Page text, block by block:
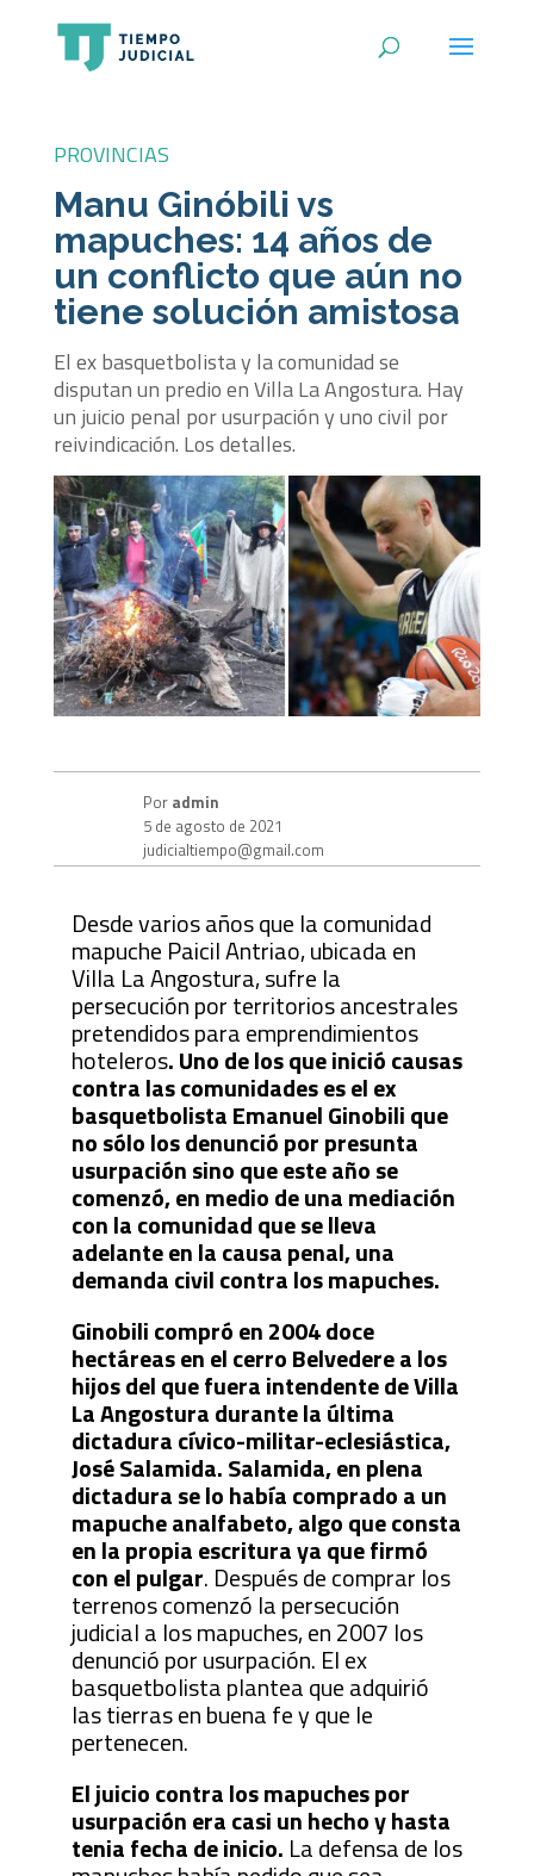
PROVINCIAS
Manu Ginóbili vs
mapuches: 14 años de
un conflicto que aún no
tiene solución amistosa
El ex basquetbolista y la comunidad se
disputan un predio en Villa La Angostura. Hay
un juicio penal por usurpación y uno civil por
reivindicación. Los detalles.
Poradmin
5 de agosto de 2021
judicialtiempo@gmail.com
Desde varios años que la comunidad
mapuche Paicil Antriao, ubicada en
Villa La Angostura, sufre la
persecución por territorios ancestrales
pretendidos para emprendimientos
hoteleros. Uno de los que inició causas
contra las comunidades es el ex
basquetbolista Emanuel Ginobili que
no sólo los denunció por presunta
usurpación sino que este año se
comenzó, en medio de una mediación
con la comunidad que se lleva
adelante en la causa penal, una
demanda civil contra los mapuches.
Ginobili compró en 2004 doce
hectáreas en el cerro Belvedere a los
hijos del que fuera intendente de Villa
La Angostura durante la última
dictadura cívico-militar-eclesiástica,
José Salamida. Salamida, en plena
dictadura se lo había comprado a un
mapuche analfabeto, algo que consta
en la propia escritura ya que firmó
con el pulgar. Después de comprar los
terrenos comenzó la persecución
judicial a los mapuches, en 2007 los
denunció por usurpación. El ex
basquetbolista plantea que adquirió
las tierras en buena fe y que le
pertenecen.
El juicio contra los mapuches por
usurpación era casi un hecho y hasta
tenia fecha de inicio. La defensa de los